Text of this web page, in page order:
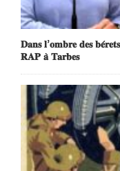
𝐃𝐚𝐧𝐬 𝐥’𝐨𝐦𝐛𝐫𝐞 𝐝𝐞𝐬
𝐑𝐀𝐏 𝐚̀ 𝐓𝐚𝐫𝐛𝐞𝐬